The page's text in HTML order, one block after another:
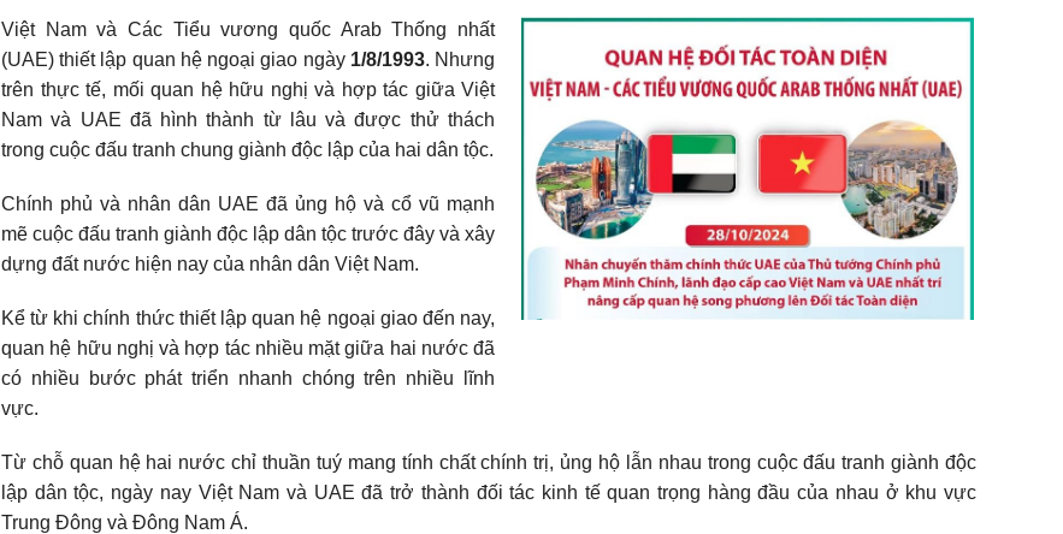
Việt Nam và Các Tiểu vương quốc Arab Thống nhất
(UAE) thiết lập quan hệ ngoại giao ngày 1/8/1993. Nhưng
trên thực tế, mối quan hệ hữu nghị và hợp tác giữa Việt
Nam và UAE đã hình thành từ lâu và được thử thách
trong cuộc đấu tranh chung giành độc lập của hai dân tộc.
Chính phủ và nhân dân UAE đã ủng hộ và cổ vũ mạnh
mẽ cuộc đấu tranh giành độc lập dân tộc trước đây và xây
dựng đất nước hiện nay của nhân dân Việt Nam.
Kể từ khi chính thức thiết lập quan hệ ngoại giao đến nay,
quan hệ hữu nghị và hợp tác nhiều mặt giữa hai nước đã
có nhiều bước phát triển nhanh chóng trên nhiều lĩnh
vực.
Từ chỗ quan hệ hai nước chỉ thuần tuý mang tính chất chính trị, ủng hộ lẫn nhau trong cuộc đấu tranh giành độc
lập dân tộc, ngày nay Việt Nam và UAE đã trở thành đối tác kinh tế quan trọng hàng đầu của nhau ở khu vực
Trung Đông và Đông Nam Á.